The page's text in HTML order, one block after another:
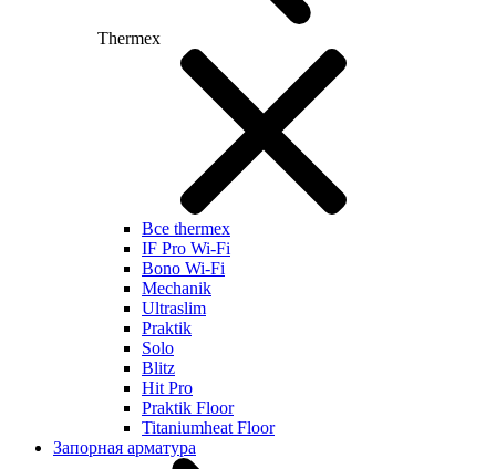
Thermex
Все thermex
IF Pro Wi-Fi
Bono Wi-Fi
Mechanik
Ultraslim
Praktik
Solo
Blitz
Hit Pro
Praktik Floor
Titaniumheat Floor
Запорная арматура